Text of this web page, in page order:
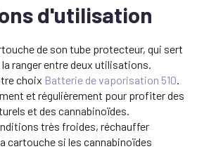
d'utilisation
de son tube protecteur, qui sert
ranger entre deux utilisations.
choix Batterie de vaporisation 510
et régulièrement pour profiter des
et des cannabinoïdes.
très froides, réchauffer
cartouche si les cannabinoïdes